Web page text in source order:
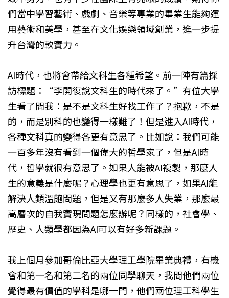
們當中學習藝術、戲劇、音樂等專業的畢業生能夠運
用藝術和美學，甚至在文化娛樂領域創業，進一步提
升台灣的軟實力。
AI時代，也將會帶給文科生各種希望。前一陣有篇採
訪標題：“李開復說文科生的時代來了。”有位大學
生看了問我：是不是文科生好找工作了？抱歉，不是
的，而是別科的也變得一樣難了！但是進入AI時代，
各種文科真的變得各更有意思了。比如說：我們可能
一百多年沒有看到一個偉大的哲學家了，但是AI時
代，哲學就很有意思了。如果人能被AI複製，那麼人
生的意義是什麼呢？心理學也更有意思了，如果AI能
解決人類溫飽問題，但是又有那麼多人失業，那麼最
高層次的自我實現問題怎麼辦呢？同樣的，社會學、
歷史、人類學都因為AI可以有好多新課題。
我上個月參加哥倫比亞大學理工學院畢業典禮，有機
會和第一名和第二名的兩位同學聊天，我問他們兩位
覺得最有價值的學科是哪一門，他們兩位理工科學生